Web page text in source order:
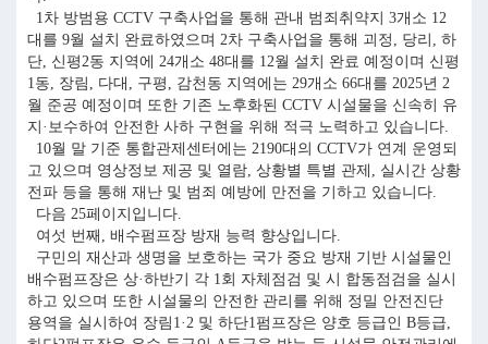
1차 방범용 CCTV 구축사업을 통해 관내 범죄취약지 3개소 12
대를 9월 설치 완료하였으며 2차 구축사업을 통해 괴정, 당리, 하
단, 신평2동 지역에 24개소 48대를 12월 설치 완료 예정이며 신평
1동, 장림, 다대, 구평, 감천동 지역에는 29개소 66대를 2025년 2
월 준공 예정이며 또한 기존 노후화된 CCTV 시설물을 신속히 유
지·보수하여 안전한 사하 구현을 위해 적극 노력하고 있습니다.
10월 말 기준 통합관제센터에는 2190대의 CCTV가 연계 운영되
고 있으며 영상정보 제공 및 열람, 상황별 특별 관제, 실시간 상황
전파 등을 통해 재난 및 범죄 예방에 만전을 기하고 있습니다.
다음 25페이지입니다.
여섯 번째, 배수펌프장 방재 능력 향상입니다.
구민의 재산과 생명을 보호하는 국가 중요 방재 기반 시설물인
배수펌프장은 상·하반기 각 1회 자체점검 및 시 합동점검을 실시
하고 있으며 또한 시설물의 안전한 관리를 위해 정밀 안전진단
용역을 실시하여 장림1·2 및 하단1펌프장은 양호 등급인 B등급,